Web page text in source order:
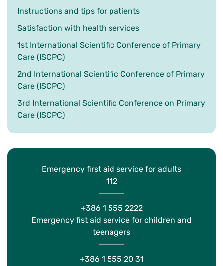
Instructions and tips for patients
Satisfaction with health services
1st International Scientific Conference of Primary
Care (ISCPC)
2nd International Scientific Conference of Primary
Care (ISCPC)
3rd International Scientific Conference on Primary
Care (ISCPC)
Emergency first aid service for adults
112
+386 1 555 2222
Emergency fist aid service for children and
teenagers
+386 1 555 20 31